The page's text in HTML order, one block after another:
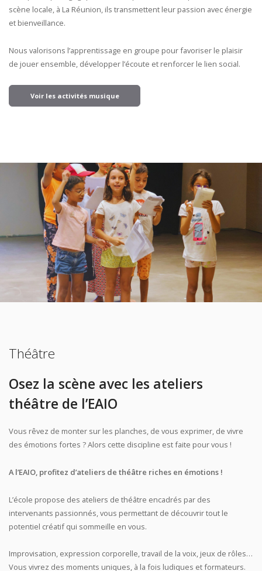
scène locale, à La Réunion, ils transmettent leur passion avec énergie
et bienveillance.
Nous valorisons l’apprentissage en groupe pour favoriser le plaisir
de jouer ensemble, développer l’écoute et renforcer le lien social.
Voir les activités musique
Théâtre
Osez la scène avec les ateliers
théâtre de l’EAIO
Vous rêvez de monter sur les planches, de vous exprimer, de vivre
des émotions fortes ? Alors cette discipline est faite pour vous !
A l’EAIO, profitez d’ateliers de théâtre riches en émotions !
L’école propose des ateliers de théâtre encadrés par des
intervenants passionnés, vous permettant de découvrir tout le
potentiel créatif qui sommeille en vous.
Improvisation, expression corporelle, travail de la voix, jeux de rôles…
Vous vivrez des moments uniques, à la fois ludiques et formateurs.